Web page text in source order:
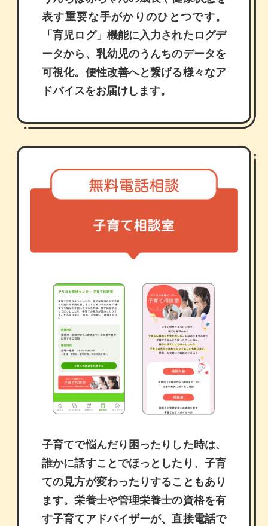
表す重要な手がかりのひとつです。
「育児ログ」機能に⼊⼒されたログデ
ータから、乳幼児のうんちのデータを
可視化。便性改善へと繋げる様々なア
ドバイスをお届けします。
子育てで悩んだり困ったりした時は、
誰かに話すことでほっとしたり、子育
ての見方が変わったりすることもあり
ます。栄養士や管理栄養士の資格を有
す子育てアドバイザーが、直接電話で